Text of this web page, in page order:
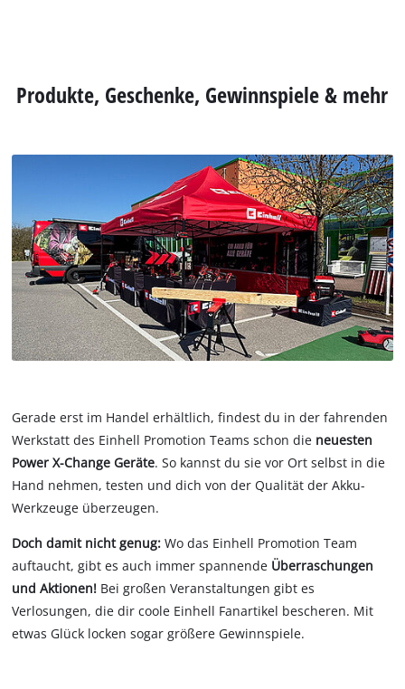
Produkte, Geschenke, Gewinnspiele & mehr
Gerade erst im Handel erhältlich, findest du in der fahrenden
Werkstatt des Einhell Promotion Teams schon die neuesten
Power X-Change Geräte. So kannst du sie vor Ort selbst in die
Hand nehmen, testen und dich von der Qualität der Akku-
Werkzeuge überzeugen.
Doch damit nicht genug: Wo das Einhell Promotion Team
auftaucht, gibt es auch immer spannende Überraschungen
und Aktionen! Bei großen Veranstaltungen gibt es
Verlosungen, die dir coole Einhell Fanartikel bescheren. Mit
etwas Glück locken sogar größere Gewinnspiele.